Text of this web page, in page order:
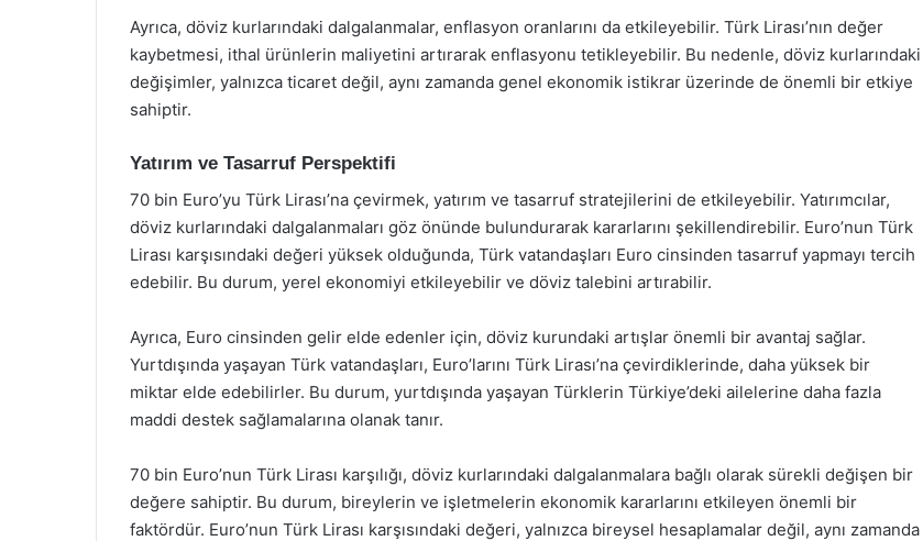
Ayrıca, döviz kurlarındaki dalgalanmalar, enflasyon oranlarını da etkileyebilir. Türk Lirası’nın değer
kaybetmesi, ithal ürünlerin maliyetini artırarak enflasyonu tetikleyebilir. Bu nedenle, döviz kurlarındaki
değişimler, yalnızca ticaret değil, aynı zamanda genel ekonomik istikrar üzerinde de önemli bir etkiye
sahiptir.
Yatırım ve Tasarruf Perspektifi
70 bin Euro’yu Türk Lirası’na çevirmek, yatırım ve tasarruf stratejilerini de etkileyebilir. Yatırımcılar,
döviz kurlarındaki dalgalanmaları göz önünde bulundurarak kararlarını şekillendirebilir. Euro’nun Türk
Lirası karşısındaki değeri yüksek olduğunda, Türk vatandaşları Euro cinsinden tasarruf yapmayı tercih
edebilir. Bu durum, yerel ekonomiyi etkileyebilir ve döviz talebini artırabilir.
Ayrıca, Euro cinsinden gelir elde edenler için, döviz kurundaki artışlar önemli bir avantaj sağlar.
Yurtdışında yaşayan Türk vatandaşları, Euro’larını Türk Lirası’na çevirdiklerinde, daha yüksek bir
miktar elde edebilirler. Bu durum, yurtdışında yaşayan Türklerin Türkiye’deki ailelerine daha fazla
maddi destek sağlamalarına olanak tanır.
70 bin Euro’nun Türk Lirası karşılığı, döviz kurlarındaki dalgalanmalara bağlı olarak sürekli değişen bir
değere sahiptir. Bu durum, bireylerin ve işletmelerin ekonomik kararlarını etkileyen önemli bir
faktördür. Euro’nun Türk Lirası karşısındaki değeri, yalnızca bireysel hesaplamalar değil, aynı zamanda